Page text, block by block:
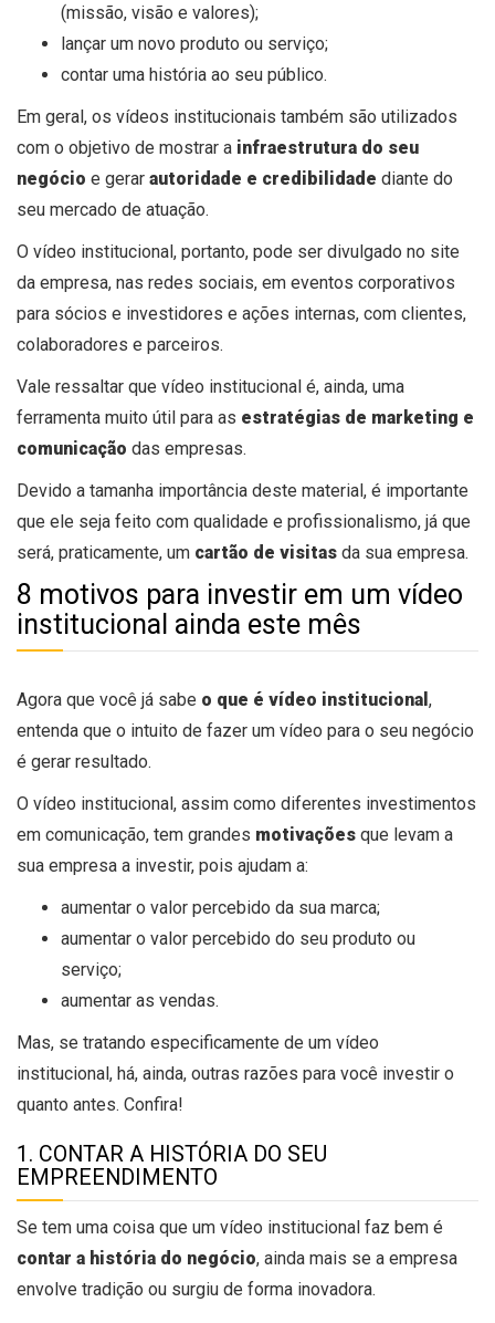
(missão, visão e valores);
lançar um novo produto ou serviço;
contar uma história ao seu público.
Em geral, os vídeos institucionais também são utilizados
com o objetivo de mostrar a infraestrutura do seu
negócio e gerar autoridade e credibilidade diante do
seu mercado de atuação.
O vídeo institucional, portanto, pode ser divulgado no site
da empresa, nas redes sociais, em eventos corporativos
para sócios e investidores e ações internas, com clientes,
colaboradores e parceiros.
Vale ressaltar que vídeo institucional é, ainda, uma
ferramenta muito útil para as estratégias de marketing e
comunicação das empresas.
Devido a tamanha importância deste material, é importante
que ele seja feito com qualidade e profissionalismo, já que
será, praticamente, um cartão de visitas da sua empresa.
8 motivos para investir em um vídeo
institucional ainda este mês
Agora que você já sabe o que é vídeo institucional ,
entenda que o intuito de fazer um vídeo para o seu negócio
é gerar resultado.
O vídeo institucional, assim como diferentes investimentos
em comunicação, tem grandes motivações que levam a
sua empresa a investir, pois ajudam a:
aumentar o valor percebido da sua marca;
aumentar o valor percebido do seu produto ou
serviço;
aumentar as vendas.
Mas, se tratando especificamente de um vídeo
institucional, há, ainda, outras razões para você investir o
quanto antes. Confira!
1. CONTAR A HISTÓRIA DO SEU
EMPREENDIMENTO
Se tem uma coisa que um vídeo institucional faz bem é
contar a história do negócio, ainda mais se a empresa
envolve tradição ou surgiu de forma inovadora.